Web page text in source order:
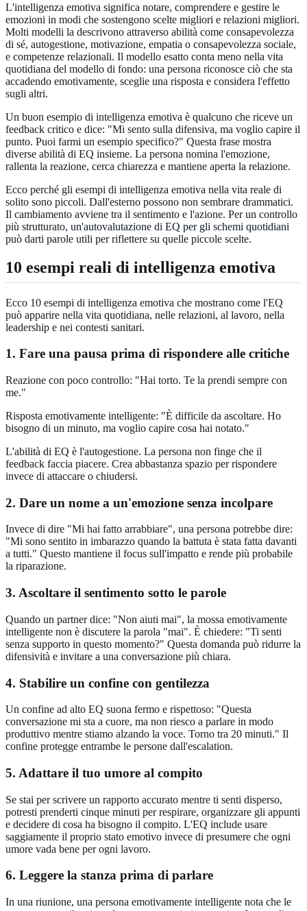
L'intelligenza emotiva significa notare, comprendere e gestire le
emozioni in modi che sostengono scelte migliori e relazioni migliori.
Molti modelli la descrivono attraverso abilità come consapevolezza
di sé, autogestione, motivazione, empatia o consapevolezza sociale,
e competenze relazionali. Il modello esatto conta meno nella vita
quotidiana del modello di fondo: una persona riconosce ciò che sta
accadendo emotivamente, sceglie una risposta e considera l'effetto
sugli altri.
Un buon esempio di intelligenza emotiva è qualcuno che riceve un
feedback critico e dice: "Mi sento sulla difensiva, ma voglio capire il
punto. Puoi farmi un esempio specifico?" Questa frase mostra
diverse abilità di EQ insieme. La persona nomina l'emozione,
rallenta la reazione, cerca chiarezza e mantiene aperta la relazione.
Ecco perché gli esempi di intelligenza emotiva nella vita reale di
solito sono piccoli. Dall'esterno possono non sembrare drammatici.
Il cambiamento avviene tra il sentimento e l'azione. Per un controllo
più strutturato, un'autovalutazione di EQ per gli schemi quotidiani
può darti parole utili per riflettere su quelle piccole scelte.
10 esempi reali di intelligenza emotiva
Ecco 10 esempi di intelligenza emotiva che mostrano come l'EQ
può apparire nella vita quotidiana, nelle relazioni, al lavoro, nella
leadership e nei contesti sanitari.
1. Fare una pausa prima di rispondere alle critiche
Reazione con poco controllo: "Hai torto. Te la prendi sempre con
me."
Risposta emotivamente intelligente: "È difficile da ascoltare. Ho
bisogno di un minuto, ma voglio capire cosa hai notato."
L'abilità di EQ è l'autogestione. La persona non finge che il
feedback faccia piacere. Crea abbastanza spazio per rispondere
invece di attaccare o chiudersi.
2. Dare un nome a un'emozione senza incolpare
Invece di dire "Mi hai fatto arrabbiare", una persona potrebbe dire:
"Mi sono sentito in imbarazzo quando la battuta è stata fatta davanti
a tutti." Questo mantiene il focus sull'impatto e rende più probabile
la riparazione.
3. Ascoltare il sentimento sotto le parole
Quando un partner dice: "Non aiuti mai", la mossa emotivamente
intelligente non è discutere la parola "mai". È chiedere: "Ti senti
senza supporto in questo momento?" Questa domanda può ridurre la
difensività e invitare a una conversazione più chiara.
4. Stabilire un confine con gentilezza
Un confine ad alto EQ suona fermo e rispettoso: "Questa
conversazione mi sta a cuore, ma non riesco a parlare in modo
produttivo mentre stiamo alzando la voce. Torno tra 20 minuti." Il
confine protegge entrambe le persone dall'escalation.
5. Adattare il tuo umore al compito
Se stai per scrivere un rapporto accurato mentre ti senti disperso,
potresti prenderti cinque minuti per respirare, organizzare gli appunti
e decidere di cosa ha bisogno il compito. L'EQ include usare
saggiamente il proprio stato emotivo invece di presumere che ogni
umore vada bene per ogni lavoro.
6. Leggere la stanza prima di parlare
In una riunione, una persona emotivamente intelligente nota che le